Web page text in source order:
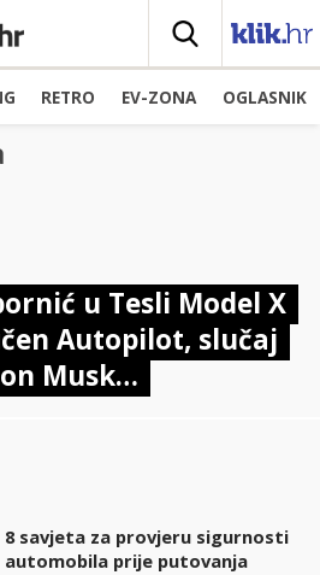
RETRO EV-ZONA OGLASNIK
u Tesli Model X
Autopilot, slučaj
Musk…
8 savjeta za provjeru sigurnosti
automobila prije putovanja